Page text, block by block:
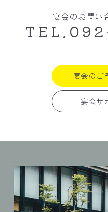
宴会のお問い
宴会のご
宴会サ